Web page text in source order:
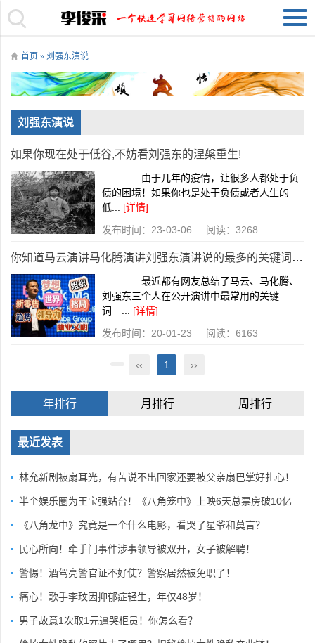
首页 » 刘强东演说
刘强东演说
如果你现在处于低谷,不妨看刘强东的涅槃重生!
由于几年的疫情，让很多人都处于负
债的困境！如果你也是处于负债或者人生的
低... [详情]
发布时间：23-03-06 阅读：3268
你知道马云演讲马化腾演讲刘强东演讲说的最多的关键词是什么吗？
最近都有网友总结了马云、马化腾、
刘强东三个人在公开演讲中最常用的关键
词 ... [详情]
发布时间：20-01-23 阅读：6163
‹‹ 1 ››
年排行 月排行 周排行
最近发表
林允新剧被扇耳光，有苦说不出回家还要被父亲扇巴掌好扎心！
半个娱乐圈为王宝强站台！《八角笼中》上映6天总票房破10亿
《八角龙中》究竟是一个什么电影，看哭了星爷和莫言？
民心所向！牵手门事件涉事领导被双开，女子被解聘！
警惕！酒驾亮警官证不好使？警察居然被免职了！
痛心！歌手李玟因抑郁症轻生，年仅48岁！
男子故意1次取1元逼哭柜员！你怎么看？